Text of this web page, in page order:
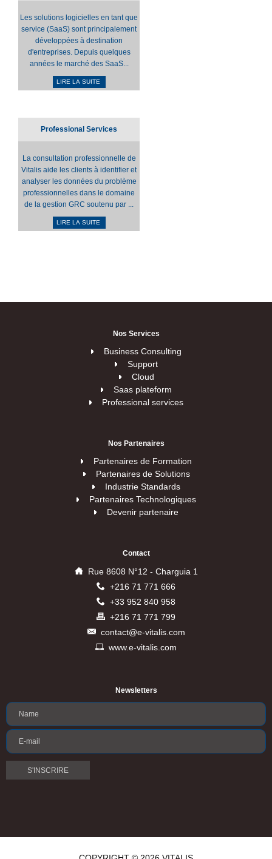
Les solutions logicielles en tant que
service (SaaS) sont principalement
développées à destination
d'entreprises. Depuis quelques
années le marché des SaaS...
LIRE LA SUITE
Professional Services
La consultation professionnelle de
Vitalis aide les clients à identifier et
analyser les données du problème
professionnelles dans le domaine
de la gestion GRC soutenu par ...
LIRE LA SUITE
Nos Services
Business Consulting
Support
Cloud
Saas plateform
Professional services
Nos Partenaires
Partenaires de Formation
Partenaires de Solutions
Industrie Standards
Partenaires Technologiques
Devenir partenaire
Contact
Rue 8608 N°12 - Charguia 1
+216 71 771 666
+33 952 840 958
+216 71 771 799
contact@e-vitalis.com
www.e-vitalis.com
Newsletters